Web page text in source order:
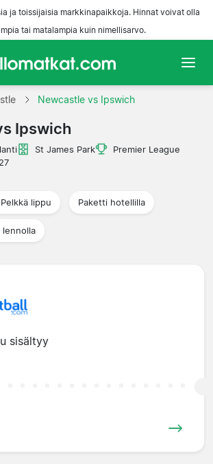
ja toissijaisia markkinapaikkoja. Hinnat voivat olla
tai matalampia kuin nimellisarvo.
Newcastle vs Ipswich
Ipswich
St James Park
Premier League
Pelkkä lippu Paketti hotellilla
lennolla
sisältyy